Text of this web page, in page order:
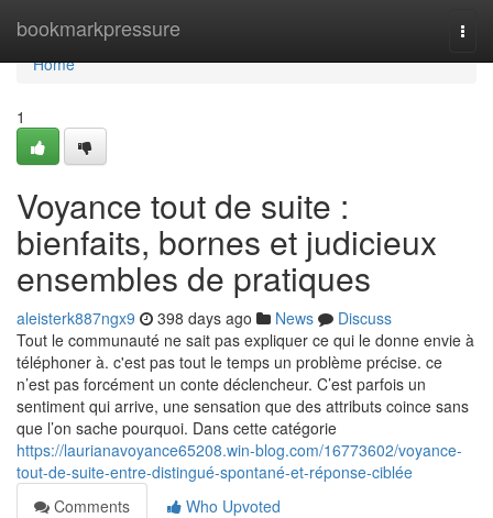
bookmarkpressure
Home
Home
1
Voyance tout de suite :
bienfaits, bornes et judicieux
ensembles de pratiques
aleisterk887ngx9 398 days ago News
Discuss
Tout le communauté ne sait pas expliquer ce qui le donne envie à
téléphoner à. c'est pas tout le temps un problème précise. ce
n’est pas forcément un conte déclencheur. C’est parfois un
sentiment qui arrive, une sensation que des attributs coince sans
que l’on sache pourquoi. Dans cette catégorie
https://laurianavoyance65208.win-blog.com/16773602/voyance-
tout-de-suite-entre-distingué-spontané-et-réponse-ciblée
Comments
Who Upvoted